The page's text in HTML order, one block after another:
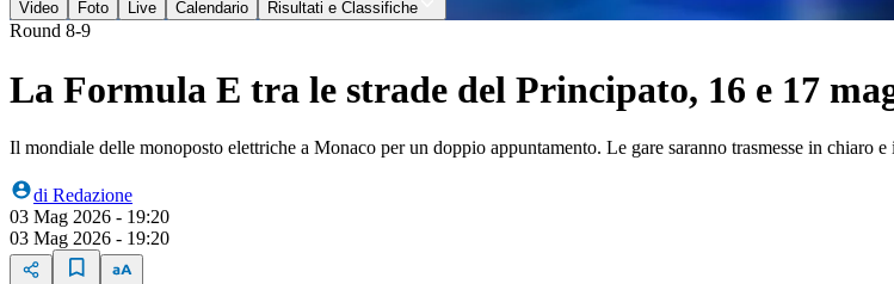
Video Foto Live Calendario Risultati e Classifiche
Round 8-9
La Formula E tra le strade del Principato, 16 e 17
Il mondiale delle monoposto elettriche a Monaco per un doppio appuntamento. Le gare saranno trasmesse in chiaro e
di Redazione
03 Mag 2026 - 19:20
03 Mag 2026 - 19:20